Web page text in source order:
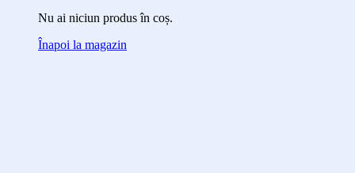
Nu ai niciun produs în coș.
Înapoi la magazin